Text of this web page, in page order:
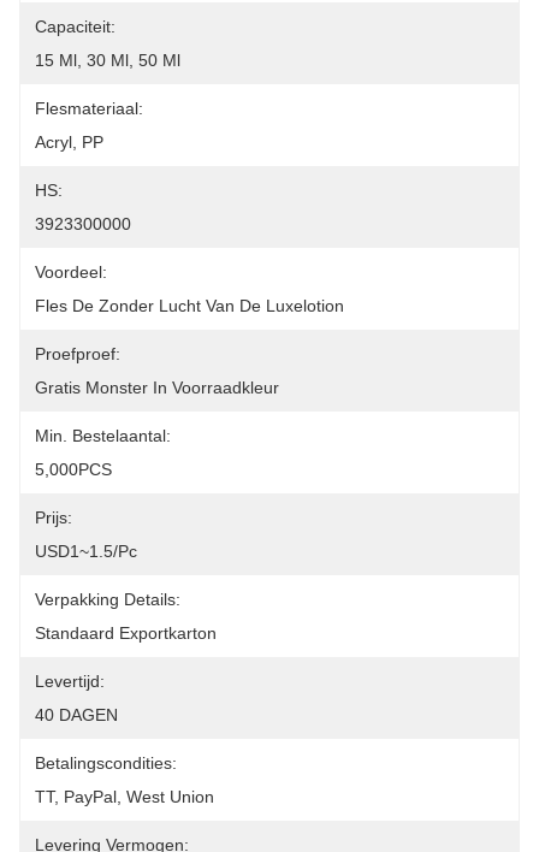
Capaciteit:
15 Ml, 30 Ml, 50 Ml
Flesmateriaal:
Acryl, PP
HS:
3923300000
Voordeel:
Fles De Zonder Lucht Van De Luxelotion
Proefproef:
Gratis Monster In Voorraadkleur
Min. Bestelaantal:
5,000PCS
Prijs:
USD1~1.5/pc
Verpakking Details:
Standaard Exportkarton
Levertijd:
40 DAGEN
Betalingscondities:
TT, PayPal, West Union
Levering Vermogen: